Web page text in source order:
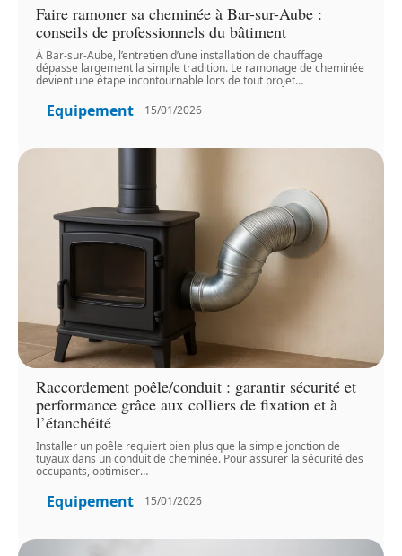
Faire ramoner sa cheminée à Bar-sur-Aube :
conseils de professionnels du bâtiment
À Bar-sur-Aube, l’entretien d’une installation de chauffage
dépasse largement la simple tradition. Le ramonage de cheminée
devient une étape incontournable lors de tout projet…
Equipement 15/01/2026
Raccordement poêle/conduit : garantir sécurité et
performance grâce aux colliers de fixation et à
l’étanchéité
Installer un poêle requiert bien plus que la simple jonction de
tuyaux dans un conduit de cheminée. Pour assurer la sécurité des
occupants, optimiser…
Equipement 15/01/2026